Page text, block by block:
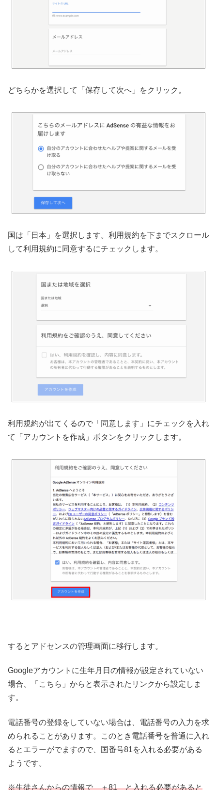
どちらかを選択して「保存して次へ」をクリック。
国は「日本」を選択します。利用規約を下までスクロール
して利用規約に同意するにチェックします。
利用規約が出てくるので「同意します」にチェックを入れ
て「アカウントを作成」ボタンをクリックします。
するとアドセンスの管理画面に移行します。
Googleアカウントに生年月日の情報が設定されていない
場合、「こちら」からと表示されたリンクから設定しま
す。
電話番号の登録をしていない場合は、電話番号の入力を求
められることがあります。このとき電話番号を普通に入れ
るとエラーがでますので、国番号81を入れる必要がある
ようです。
※生徒さんからの情報で ＋81 と入れる必要があると